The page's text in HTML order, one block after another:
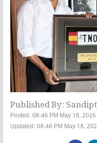
Published By:
Posted: 08:46 PM May 18, 2026
Updated: 08:46 PM May 18,